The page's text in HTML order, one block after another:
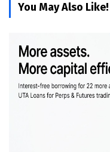
You May Also Like!